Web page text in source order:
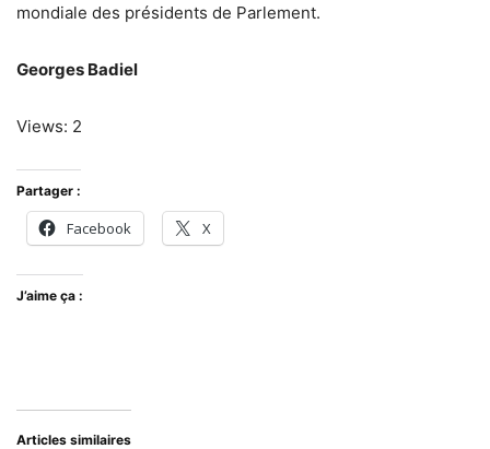
mondiale des présidents de Parlement.
Georges Badiel
Views: 2
Partager :
Facebook X
J’aime ça :
Articles similaires